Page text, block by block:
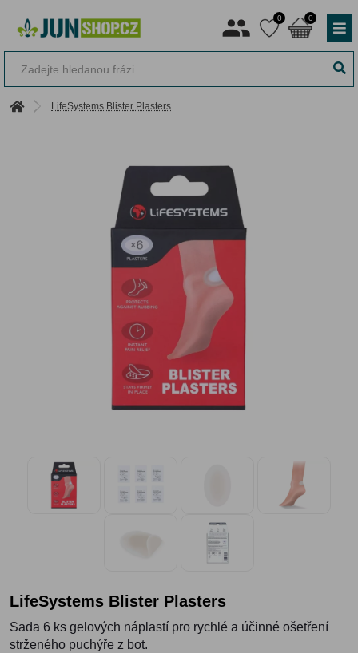
0 0
LifeSystems Blister Plasters
LifeSystems Blister Plasters
Sada 6 ks gelových náplastí pro rychlé a účinné ošetření
strženého puchýře z bot.